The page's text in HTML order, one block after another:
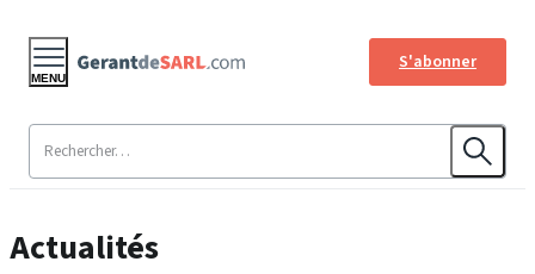
S'abonner
MENU
Actualités